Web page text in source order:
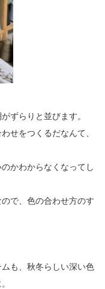
ずらりと並びます。
せをつくるだなんて、
かわからなくなってし
で、色の合わせ方のす
も、秋冬らしい深い色